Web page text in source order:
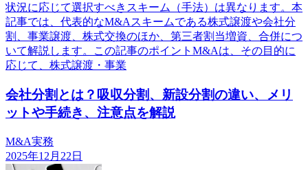
状況に応じて選択すべきスキーム（手法）は異なります。本
記事では、代表的なM&Aスキームである株式譲渡や会社分
割、事業譲渡、株式交換のほか、第三者割当増資、合併につ
いて解説します。この記事のポイントM&Aは、その目的に
応じて、株式譲渡・事業
会社分割とは？吸収分割、新設分割の違い、メリ
ットや手続き、注意点を解説
M&A実務
2025年12月22日